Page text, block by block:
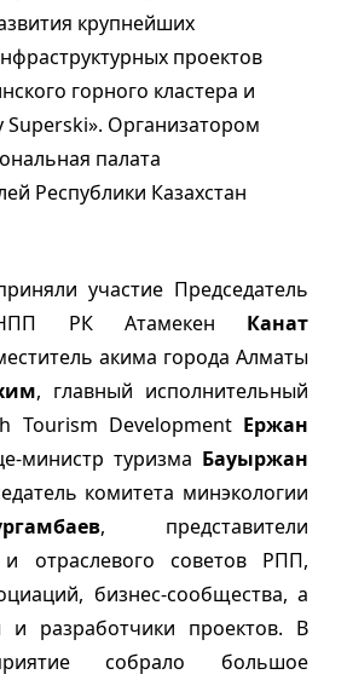
крупнейших
проектов
горного кластера и
Superski». Организатором
палата
Республики Казахстан
участие Председатель
НПП РК Атамекен Канат
акима города Алматы
, главный исполнительный
Tourism Development Ержан
министр туризма Бауыржан
комитета минэкологии
, представители
и отраслевого советов РПП,
бизнес-сообщества, а
и разработчики проектов. В
собрало большое